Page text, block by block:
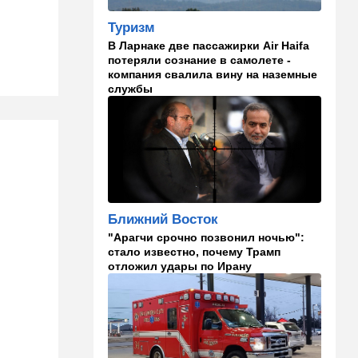
Помогите найти: пропала
Эльмира из Рамат-Гана
23:35 Мнения
Безо всяких табу
Израиль
Проживающий в России
израильтянин прямо с
самолета угодил в ШАБАК
Израиль
"Сумасшедшие рулят
психбольницей": новое
назначение в ООН вызвало
критику
Мнения
О му…ках, шаббате и
конституции…
20:20 Израиль
Туризм
В Ларнаке две пассажирки Air Haifa
потеряли сознание в самолете -
компания свалила вину на наземные
службы
Ближний Восток
"Арагчи срочно позвонил ночью":
стало известно, почему Трамп
отложил удары по Ирану